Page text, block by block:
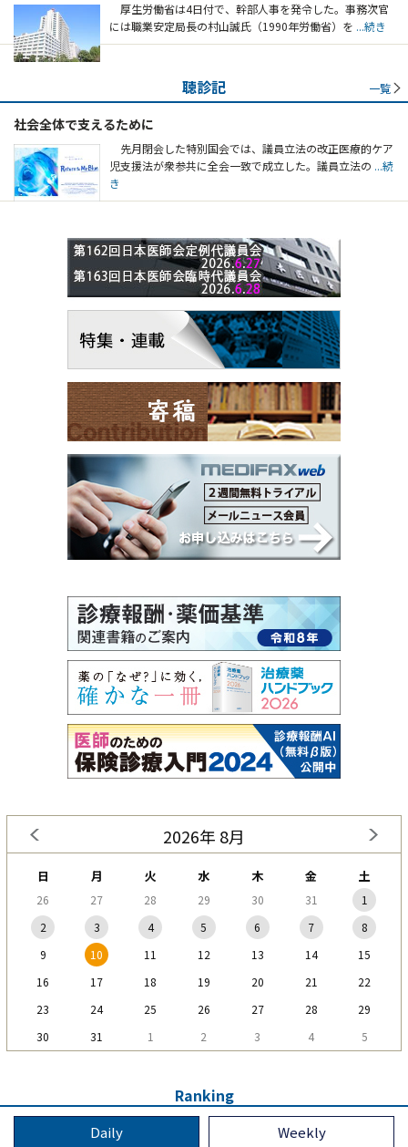
厚生労働省は4日付で、幹部人事を発令した。事務次官
には職業安定局長の村山誠氏（1990年労働省）を ...続き
聴診記 一覧
社会全体で支えるために
先月閉会した特別国会では、議員立法の改正医療的ケア
児支援法が衆参共に全会一致で成立した。議員立法の ...続
き
2026年 8月
日 月 火 水 木 金 土
26 27 28 29 30 31
1
2
3 4 5 6 7
8
9
10 11 12 13 14
15
16
17 18 19 20 21
22
23
24 25 26 27 28
29
30
31 1 2 3 4 5
Ranking
Daily Weekly